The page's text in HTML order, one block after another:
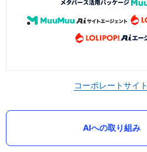
コーポレートサイト
AIへの取り組み